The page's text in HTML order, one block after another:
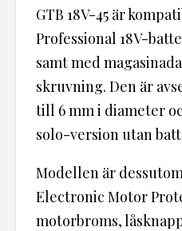
GTB 18V-45 är
Professional 18V-
samt med
skruvning. Den är
till 6 mm i diameter
solo-version utan
Modellen är
Electronic Motor
motorbroms,